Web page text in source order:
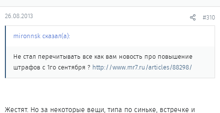
26.08.2013 #310
mironnsk сказал(а):
Не стал перечитывать все как вам новость про повышение
штрафов с 1го сентября ? http://www.mr7.ru/articles/88298/
Жестят. Но за некоторые вещи, типа по синьке, встречке и